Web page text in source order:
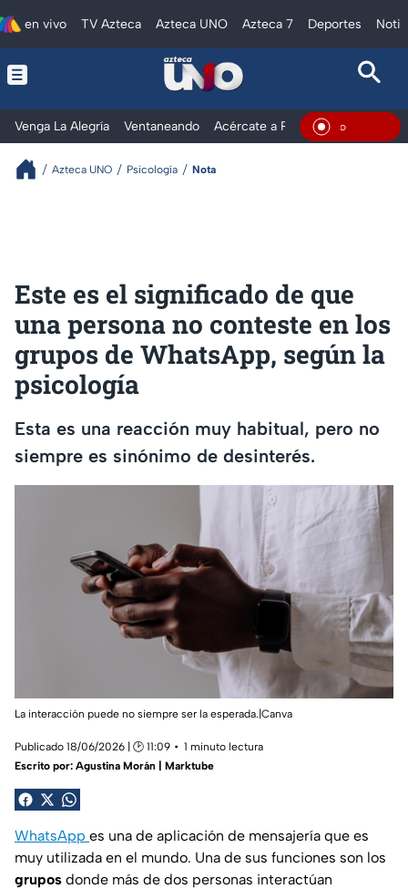
en vivo TV Azteca Azteca UNO Azteca 7 Deportes
Venga La Alegría Ventaneando Acércate a Rocío Al ExtremoEn Vivo
Azteca UNO Psicología Nota
Este es el significado de que
una persona no conteste en los
grupos de WhatsApp, según la
psicología
Esta es una reacción muy habitual, pero no
siempre es sinónimo de desinterés.
La interacción puede no siempre ser la esperada.|Canva
Publicado 18/06/2026 | 🕑 11:09
1 minuto lectura
Escrito por: Agustina Morán | Marktube
WhatsApp es una de aplicación de mensajería que es
muy utilizada en el mundo. Una de sus funciones son los
grupos donde más de dos personas interactúan